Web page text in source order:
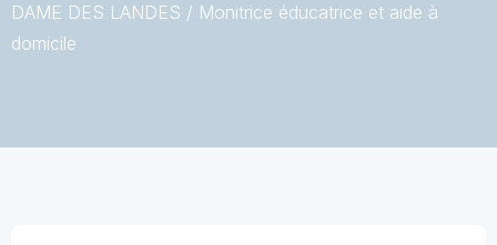
DAME DES LANDES / Monitrice éducatrice et aide à
domicile